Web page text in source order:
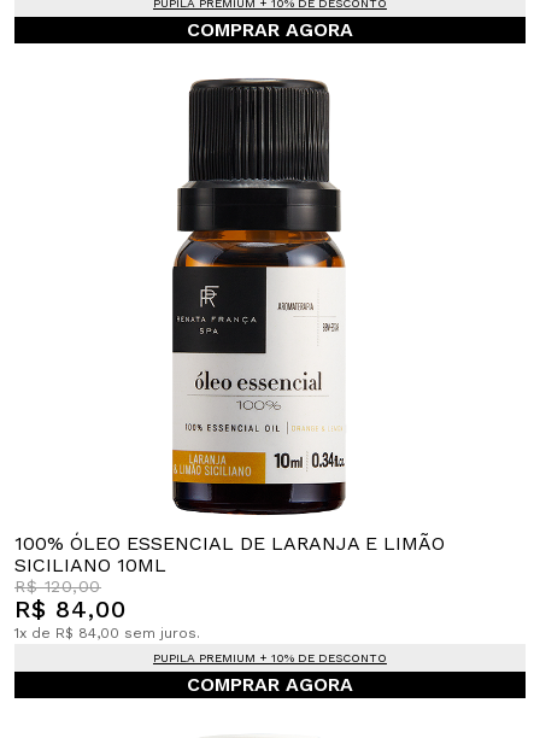
COMPRAR AGORA
100% ÓLEO ESSENCIAL DE LARANJA E LIMÃO
SICILIANO 10ML
R$ 120,00
R$ 84,00
1x de R$ 84,00 sem juros.
PUPILA PREMIUM + 10% DE DESCONTO
COMPRAR AGORA